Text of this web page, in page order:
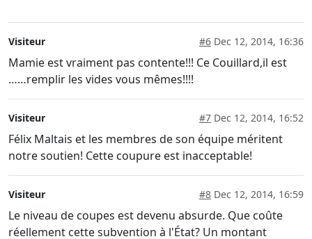
Visiteur #6 Dec 12, 2014, 16:36
Mamie est vraiment pas contente!!! Ce Couillard,il est
……remplir les vides vous mêmes!!!!
Visiteur #7 Dec 12, 2014, 16:52
Félix Maltais et les membres de son équipe méritent
notre soutien! Cette coupure est inacceptable!
Visiteur #8 Dec 12, 2014, 16:59
Le niveau de coupes est devenu absurde. Que coûte
réellement cette subvention à l'État? Un montant